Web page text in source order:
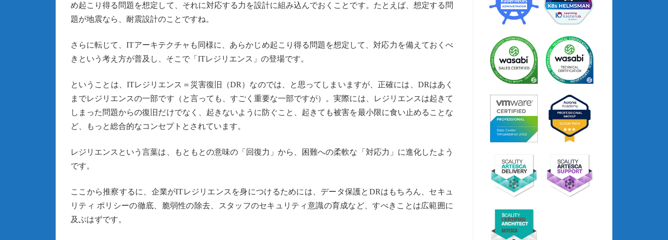
め起こり得る問題を想定して、それに対応する力を設計に組み込んでおくことです。たとえば、想定する問
題が地震なら、耐震設計のことですね。
さらに転じて、ITアーキテクチャも同様に、あらかじめ起こり得る問題を想定して、対応力を備えておくべ
きという考え方が普及し、そこで「ITレジリエンス」の登場です。
ということは、ITレジリエンス＝災害復旧（DR）なのでは、と思ってしまいますが、正確には、DRはあく
までレジリエンスの一部です（と言っても、すごく重要な一部ですが）。実際には、レジリエンスは起きて
しまった問題からの復旧だけでなく、起きないように防ぐこと、起きても被害を最小限に食い止めることな
ど、もっと総合的なコンセプトとされています。
レジリエンスという言葉は、もともとの意味の「回復力」から、困難への柔軟な「対応力」に進化したよう
です。
ここから推察するに、企業がITレジリエンスを身につけるためには、データ保護とDRはもちろん、セキュ
リティ ポリシーの徹底、脆弱性の除去、スタッフのセキュリティ意識の育成など、すべきことは広範囲に
及ぶはずです。